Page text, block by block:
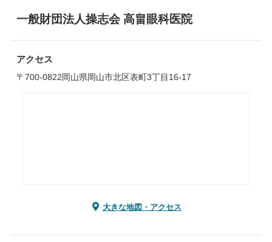
一般財団法人操志会 高畠眼科医院
アクセス
〒700-0822岡山県岡山市北区表町3丁目16-17
大きな地図・アクセス